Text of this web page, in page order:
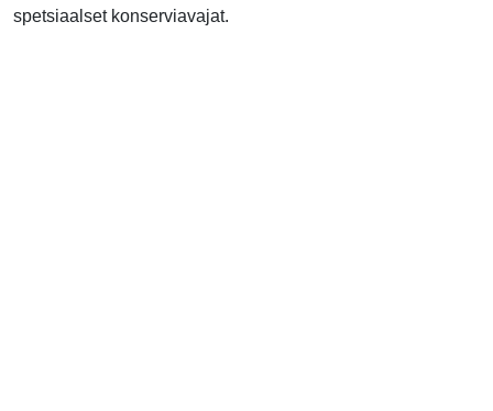
spetsiaalset konserviavajat.